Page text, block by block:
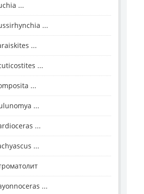
...
...
...
...
...
...
...
...
...